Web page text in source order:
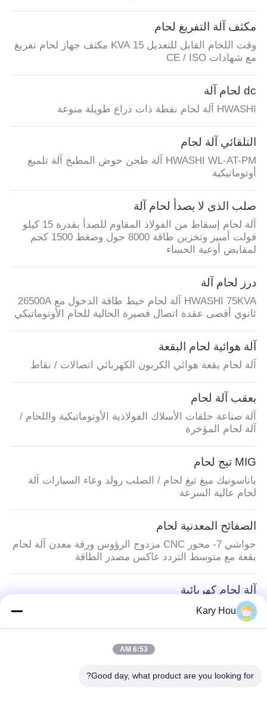
مكثف آلة التفريغ لحام
وقت اللحام القابل للتعديل 15 KVA مكثف جهاز لحام تفريغ
مع شهادات CE / ISO
dc لحام آلة
HWASHI آلة لحام نقطة ذات ذراع طويلة منوعة
التلقائي آلة لحام
HWASHI WL-AT-PM آلة طحن حوض المطبخ آلة تلميع
أوتوماتيكية
صلب الذى لا يصدأ لحام آلة
آلة لحام إسقاط من الفولاذ المقاوم للصدأ بقدرة 15 كيلو
فولت أمبير وتخزين طاقة 8000 جول وضغط 1500 كجم
لمقابض أوعية الحساء
درز لحام آلة
HWASHI 75KVA آلة لحام خيط طاقة الدخول مع 26500A
ثانوي أقصى عقدة اتصال قصيرة الحالية للحام الأوتوماتيكي
آلة هوائية لحام البقعة
آلة لحام بقعة هوائي الكربون الكهربائي اتصالات / نقاط
بعقب آلة لحام
آلة صناعة حلقات الأسلاك الفولاذية الأوتوماتيكية واللحام /
آلة لحام المؤخرة
MIG تيج لحام
باناسونيك ميغ تيغ لحام / الصلب رولد وعاء السيارات آلة
لحام عالية السرعة
الصفائح المعدنية لحام
حواشي 7- محور CNC مزدوج الرؤوس ورقة معدن آلة لحام
بقعة مع متوسط التردد عاكس مصدر الطاقة
آلة لحام كهربائية
آلة لحام وقطع الأسلاك النحاسية HWASHI
Kary Hou
6:53 AM
Good day, what product are you looking for?